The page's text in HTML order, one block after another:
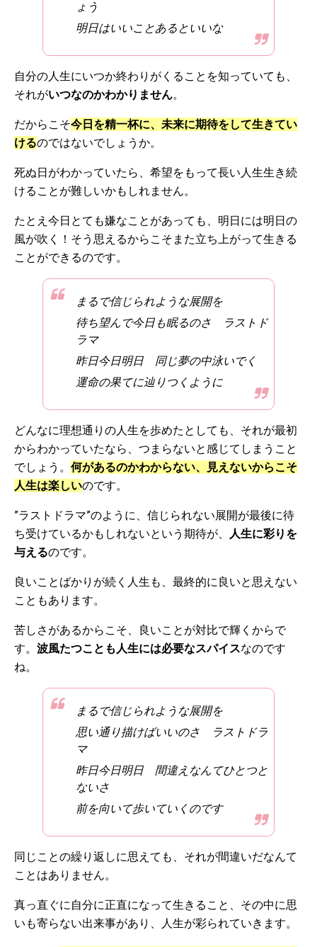
ょう
明日はいいことあるといいな
自分の人生にいつか終わりがくることを知っていても、
それがいつなのかわかりません。
だからこそ今日を精一杯に、未来に期待をして生きてい
けるのではないでしょうか。
死ぬ日がわかっていたら、希望をもって長い人生生き続
けることが難しいかもしれません。
たとえ今日とても嫌なことがあっても、明日には明日の
風が吹く！そう思えるからこそまた立ち上がって生きる
ことができるのです。
まるで信じられような展開を
待ち望んで今日も眠るのさ ラストド
ラマ
昨日今日明日 同じ夢の中泳いでく
運命の果てに辿りつくように
どんなに理想通りの人生を歩めたとしても、それが最初
からわかっていたなら、つまらないと感じてしまうこと
でしょう。 何があるのかわからない、見えないからこそ
人生は楽しいのです。
”ラストドラマ”のように、信じられない展開が最後に待
ち受けているかもしれないという期待が、
人生に彩りを
与えるのです。
良いことばかりが続く人生も、最終的に良いと思えない
こともあります。
苦しさがあるからこそ、良いことが対比で輝くからで
す。 波風たつことも人生には必要なスパイスなのです
ね。
まるで信じられような展開を
思い通り描けばいいのさ ラストドラ
マ
昨日今日明日 間違えなんてひとつと
ないさ
前を向いて歩いていくのです
同じことの繰り返しに思えても、それが間違いだなんて
ことはありません。
真っ直ぐに自分に正直になって生きること、その中に思
いも寄らない出来事があり、人生が彩られていきます。